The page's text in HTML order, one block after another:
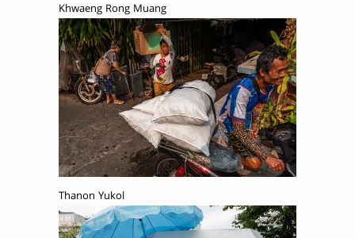
Khwaeng Rong Muang
Thanon Yukol